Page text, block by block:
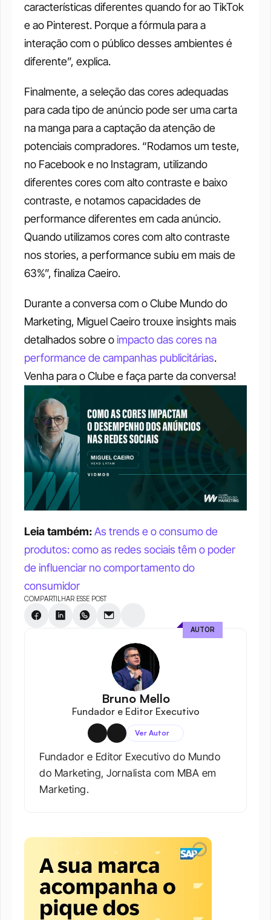
características diferentes quando for ao TikTok
e ao Pinterest. Porque a fórmula para a
interação com o público desses ambientes é
diferente”, explica.
Finalmente, a seleção das cores adequadas
para cada tipo de anúncio pode ser uma carta
na manga para a captação da atenção de
potenciais compradores. “Rodamos um teste,
no Facebook e no Instagram, utilizando
diferentes cores com alto contraste e baixo
contraste, e notamos capacidades de
performance diferentes em cada anúncio.
Quando utilizamos cores com alto contraste
nos stories, a performance subiu em mais de
63%”, finaliza Caeiro.
Durante a conversa com o Clube Mundo do
Marketing, Miguel Caeiro trouxe insights mais
detalhados sobre o impacto das cores na
performance de campanhas publicitárias.
Venha para o Clube e faça parte da conversa!
Leia também: As trends e o consumo de
produtos: como as redes sociais têm o poder
de influenciar no comportamento do
consumidor
COMPARTILHAR ESSE POST
Bruno Mello
Fundador e Editor Executivo
Ver Autor
Fundador e Editor Executivo do Mundo
do Marketing, Jornalista com MBA em
Marketing.
AUTOR